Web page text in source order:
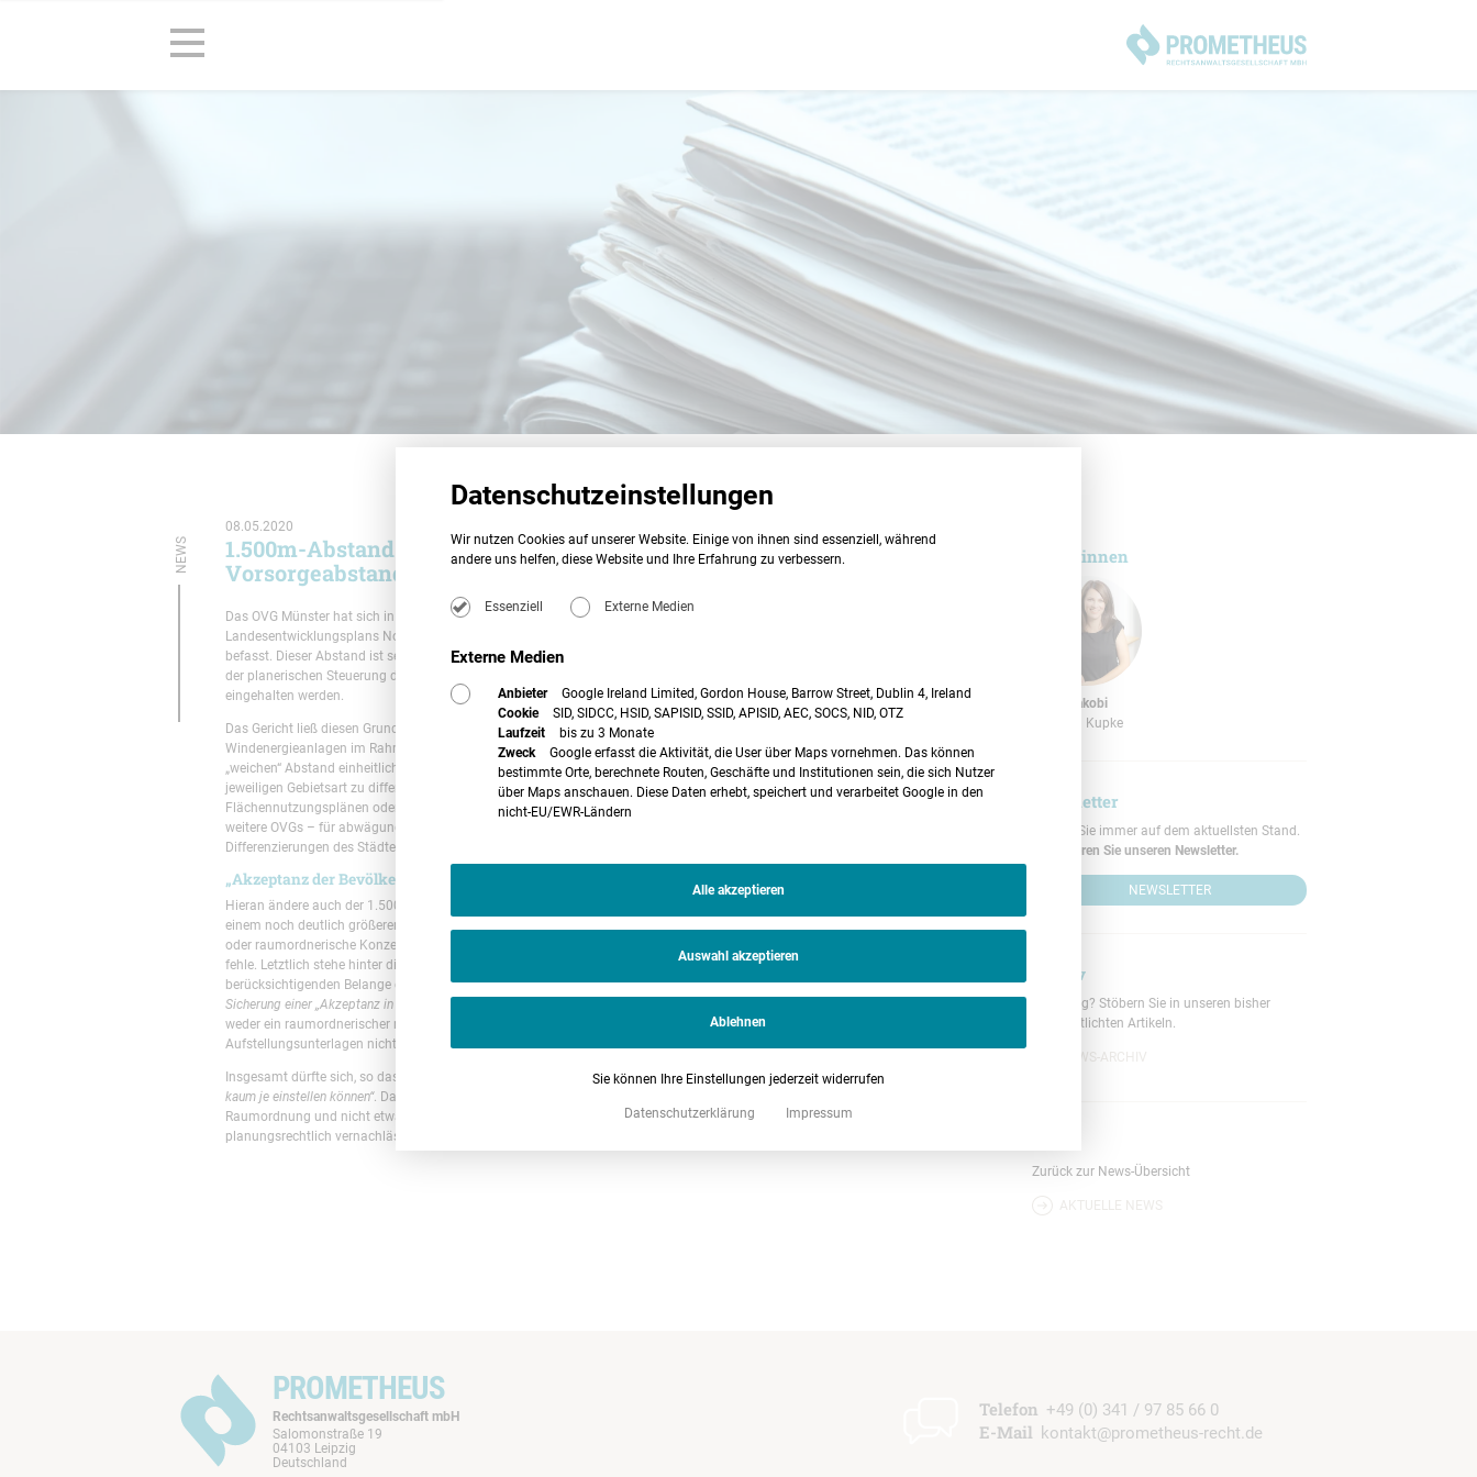
NEWS
08.05.2020
1.500m-Abstand LEP NRW – keine Rechtfertigung für einheitlichen
Vorsorgeabstand
Das OVG Münster hat sich in einem kürzlich veröffentlichten Urteil erstmals mit dem 1.500m-Abstand des
Landesentwicklungsplans Nordrhein-Westfalen – LEP NRW (diesen finden Sie
befasst. Dieser Abstand ist seit letztem Jahr im LEP NRW als Grundsatz 10.2-3 der Raumordnung vorgesehen und soll bei
der planerischen Steuerung durch Regionalpläne und Flächennutzungspläne zu allgemeinen und reinen Wohngebieten
eingehalten werden.
Das Gericht ließ diesen Grundsatz allerdings nicht als Rechtfertigung für einen „weichen“ 950m-Vorsorgeabstand zu
Windenergieanlagen im Rahmen kommunaler Flächennutzungsplanung gelten. Die beklagte Gemeinde hatte einen solchen
„weichen“ Abstand einheitlich zu sämtlichen Wohnnutzungen angelegt, ohne nach der jeweiligen Schutzbedürftigkeit der
jeweiligen Gebietsart zu differenzieren. Derart pauschale Abstände zu Wohnnutzungen finden sich häufig in
Flächennutzungsplänen oder auch Regionalplänen (wir berichteten z.B.
weitere OVGs – für abwägungsfehlerhaft. Die Gemeinden dürfen sich insbesondere nicht über grundlegende
Differenzierungen des Städtebaurechts, konkret die Gebietstypisierungen der Baunutzungsverordnung, hinwegsetzen.
„Akzeptanz der Bevölkerung“ kein bauleitplanerisch tauglicher Belang
Hieran ändere auch der 1.500m-Abstand des LEP NRW nichts. Dieser sähe zwar nunmehr gleichfalls Vorsorgeabstände in
einem noch deutlich größeren Umfang vor. Der Senat vermochte aber schon nicht zu erkennen, dass dem eine städtebauliche
oder raumordnerische Konzeption zugrunde läge. Eine etwa empirisch fundierte Herleitung oder eine sonstige Begründung
fehle. Letztlich stehe hinter dieser Zahl offenbar nur ein politischer Wille, der indes keine Abwägung der zu
berücksichtigenden Belange ersetzt. Der landesplanerische Grundsatz beruhe „erklärtermaßen allein auf dem Aspekt der
Sicherung einer „Akzeptanz in der Bevölkerung
weder ein raumordnerischer noch ein bauleitplanerisch tauglicher oder handhabbarer Belang. Im Übrigen lasse sich den
Aufstellungsunterlagen nicht entnehmen, warum diese „Akzeptanz“ gerade einen Abstand von 1.500 m erfordern sollte.
Insgesamt dürfte sich, so das Gericht, „
eine Relevanz für die Flächennutzungsplanung nach § 35 Abs. 3 Satz 3 BauGB dadurch
kaum je einstellen können“. Damit qualifiziert das OVG Münster den 1.500m-Abstand – der ja ohnehin nur als Grundsatz der
Raumordnung und nicht etwa ein zwingendes raumordnerisches Ziel ist – als rein politische Willensbekundung und
planungsrechtlich vernachlässigbar.
Autor*innen
Helga Jakobi
Dr. Dana Kupke
Newsletter
Bleiben Sie immer auf dem aktuellsten Stand.
Abonnieren Sie unseren Newsletter.
NEWSLETTER
Archiv
Neugierig? Stöbern Sie in unseren bisher
veröffentlichten Artikeln.
NEWS-ARCHIV
Zurück zur News-Übersicht
AKTUELLE NEWS
PROMETHEUS
Rechtsanwaltsgesellschaft mbH
Salomonstraße 19
04103 Leipzig
Deutschland
b
Telefon +49 (0) 341 / 97 85 66 0
E-Mail kontakt@prometheus-recht.de
Datenschutzeinstellungen
Wir nutzen Cookies auf unserer Website. Einige von ihnen sind essenziell, während
andere uns helfen, diese Website und Ihre Erfahrung zu verbessern.
Essenziell Externe Medien
Externe Medien
Anbieter
Google Ireland Limited, Gordon House, Barrow Street, Dublin 4, Ireland
Cookie
SID, SIDCC, HSID, SAPISID, SSID, APISID, AEC, SOCS, NID, OTZ
Laufzeit
bis zu 3 Monate
Zweck
Google erfasst die Aktivität, die User über Maps vornehmen. Das können
bestimmte Orte, berechnete Routen, Geschäfte und Institutionen sein, die sich Nutzer
über Maps anschauen. Diese Daten erhebt, speichert und verarbeitet Google in den
nicht-EU/EWR-Ländern
Alle akzeptieren
Auswahl akzeptieren
Ablehnen
Sie können Ihre Einstellungen jederzeit widerrufen
Datenschutzerklärung Impressum